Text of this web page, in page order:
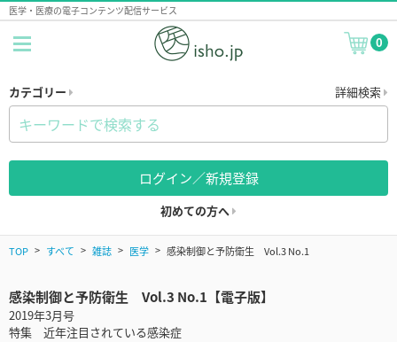
医学・医療の電子コンテンツ配信サービス
0
カテゴリー 詳細検索
ログイン／新規登録
初めての方へ
TOP すべて 雑誌 医学 感染制御と予防衛生 Vol.3 No.1
感染制御と予防衛生 Vol.3 No.1【電子版】
2019年3月号
特集 近年注目されている感染症